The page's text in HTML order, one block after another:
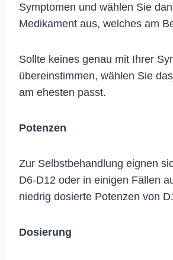
Symptomen und wählen Sie
Medikament aus, welches am
Sollte keines genau mit Ihrer
übereinstimmen, wählen Sie
am ehesten passt.
Potenzen
Zur Selbstbehandlung eignen
D6-D12 oder in einigen Fällen
niedrig dosierte Potenzen von
Dosierung